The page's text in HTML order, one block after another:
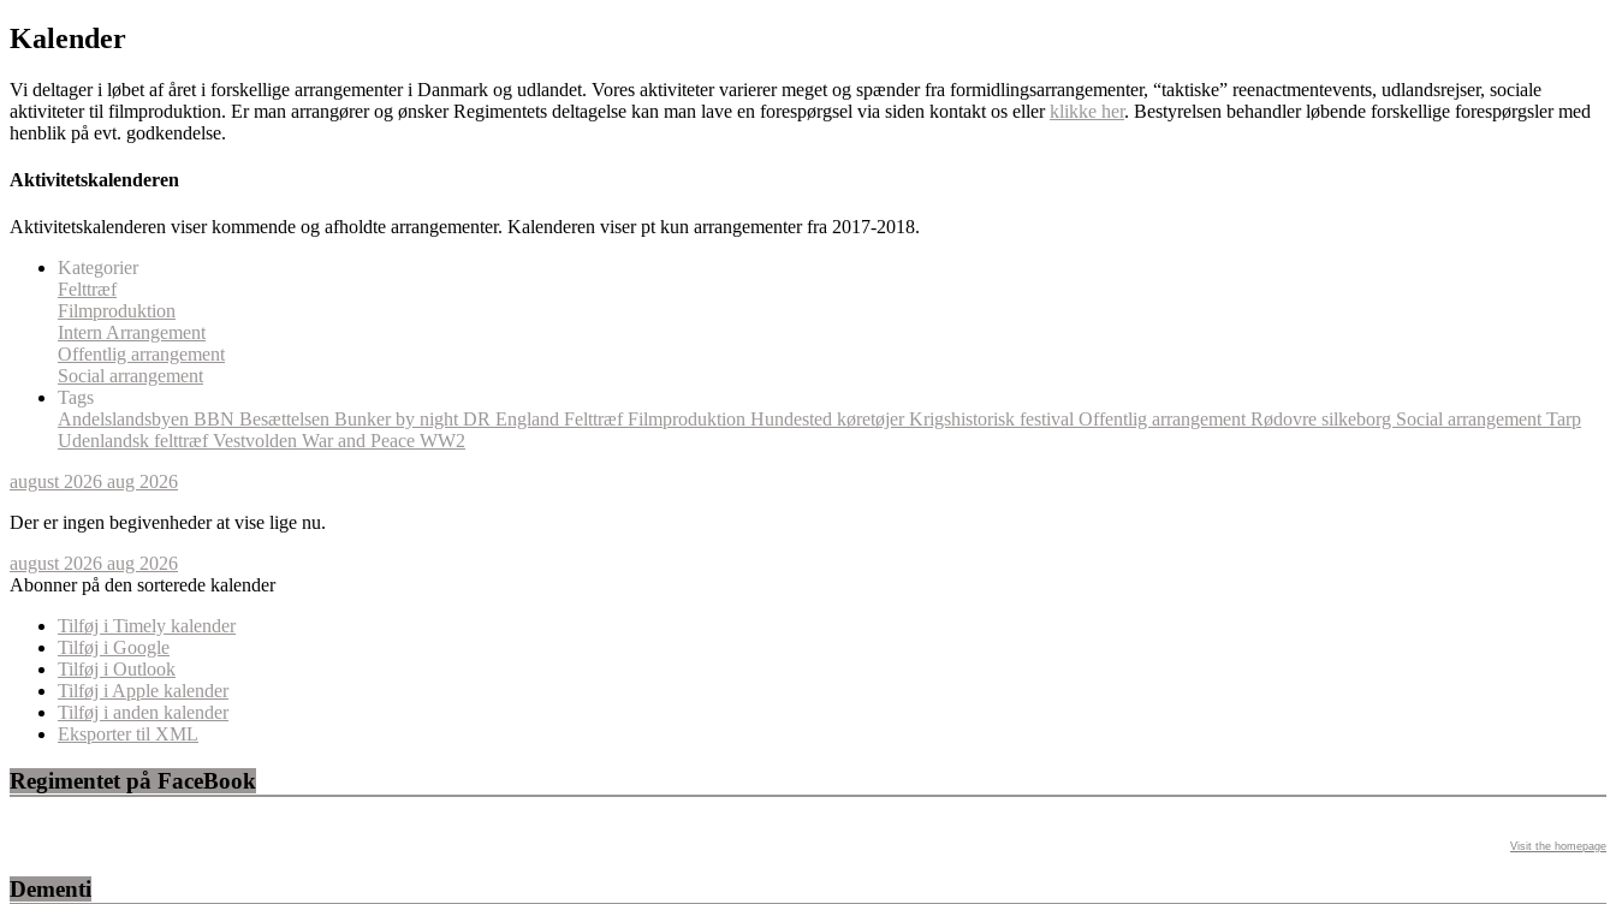
Kalender
Vi deltager i løbet af året i forskellige arrangementer i Danmark og udlandet. Vores aktiviteter varierer meget og spænder fra formidlingsarrangementer, “taktiske” reenactmentevents, udlandsrejser, sociale
aktiviteter til filmproduktion. Er man arrangører og ønsker Regimentets deltagelse kan man lave en forespørgsel via siden kontakt os ellerklikke her. Bestyrelsen behandler løbende forskellige forespørgsler med
henblik på evt. godkendelse.
Aktivitetskalenderen
Aktivitetskalenderen viser kommende og afholdte arrangementer. Kalenderen viser pt kun arrangementer fra 2017-2018.
Kategorier
Felttræf
Filmproduktion
Intern Arrangement
Offentlig arrangement
Social arrangement
Tags
Andelslandsbyen BBN Besættelsen Bunker by night DR England FelttræfFilmproduktion Hundested køretøjer Krigshistorisk festival Offentlig arrangement Rødovre silkeborg Social arrangement Tarp
Udenlandsk felttræfVestvolden War and Peace WW2
august 2026 aug 2026
Der er ingen begivenheder at vise lige nu.
august 2026 aug 2026
Abonner på den sorterede kalender
Tilføj i Timely kalender
Tilføj i Google
Tilføj i Outlook
Tilføj i Apple kalender
Tilføj i anden kalender
Eksporter til XML
Regimentet på FaceBook
Visit the homepage
Dementi